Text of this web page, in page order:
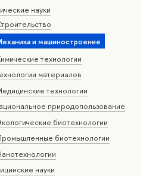
науки
и машиностроение
технологии
материалов
технологии
природопользование
биотехнологии
биотехнологии
науки